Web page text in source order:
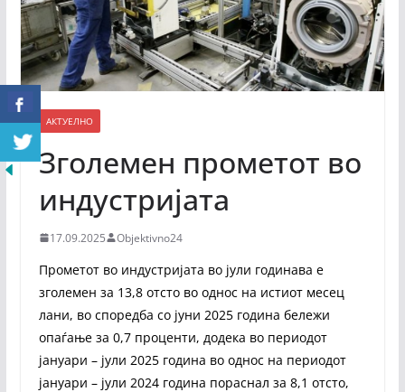
АКТУЕЛНО
Зголемен прометот во
индустријата
17.09.2025 Objektivno24
Прометот во индустријата во јули годинава е
зголемен за 13,8 отсто во однос на истиот месец
лани, во споредба со јуни 2025 година бележи
опаѓање за 0,7 проценти, додека во периодот
јануари – јули 2025 година во однос на периодот
јануари – јули 2024 година пораснал за 8,1 отсто,